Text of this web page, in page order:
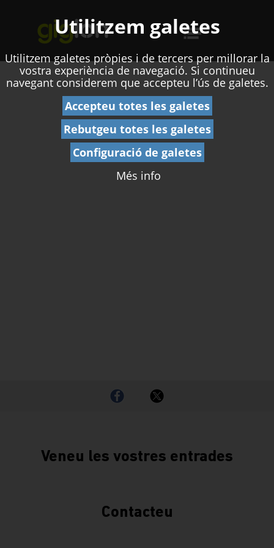
Veneu les vostres entrades
Contacteu
Utilitzem galetes
Utilitzem galetes pròpies i de tercers per millorar la
vostra experiència de navegació. Si continueu
navegant considerem que accepteu l’ús de galetes.
Accepteu totes les galetes
Rebutgeu totes les galetes
Configuració de galetes
Més info